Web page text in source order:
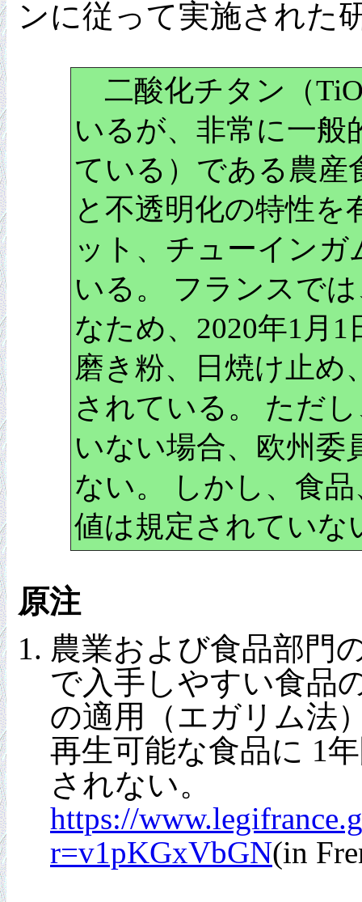
ンに従って実施された
二酸化チタン（
いるが、非常に一般
ている）である農産
と不透明化の特性
ット、チューイン
いる。 フランスで
なため、2020年1月
磨き粉、日焼け止め
されている。 ただ
いない場合、欧州委
ない。 しかし、食
値は規定されていな
原注
農業および食品部門
で入手しやすい食品
の適用（エガリム法
再生可能な食品に 1
されない。
https://
r=v1pKGxVbGN(in